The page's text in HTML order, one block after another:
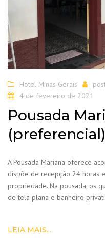
Hotel Minas Gerais
4 de fevereiro de 2021
Pousada
A Pousada Mariana oferece
dispõe de recepção 24 horas
propriedade. Na pousada, os
de tela plana e banheiro
LEIA MAIS...